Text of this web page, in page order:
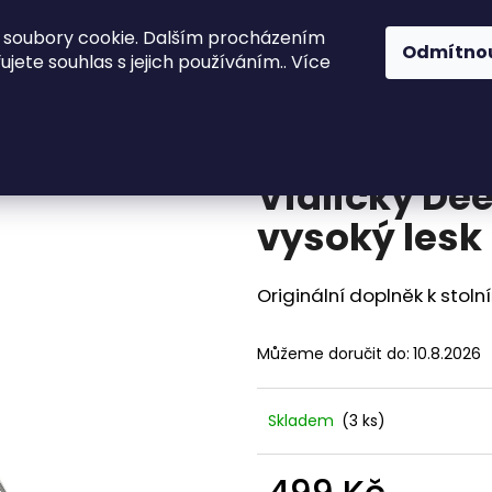
cookie. Dalším procházením
souhlas s jejich používáním.. Více
Kuchyně a stolování Akinod
Vidličky
vysoký lesk
Originální doplněk k
Můžeme doručit do: 10.8.2026
Skladem (3 ks)
HLEDAT
NŮŽ DEEJO BLACK 27G KAPESNÍ NŮŽ